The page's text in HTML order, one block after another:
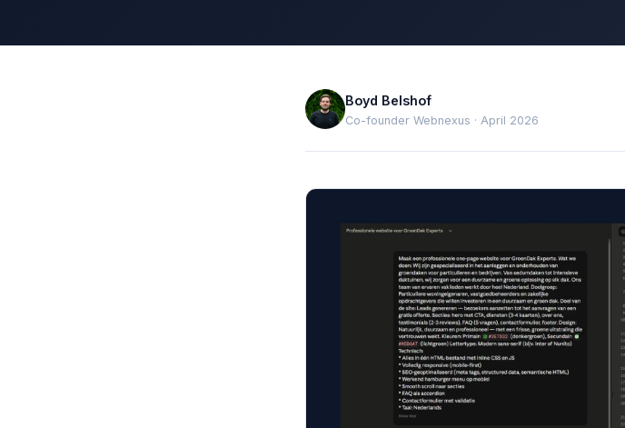
Boyd Belshof
Co-founder Webnexus · April 2026